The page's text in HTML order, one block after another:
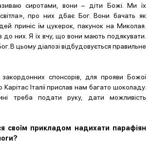
сиротами, вони – діти Божі. Ми їх
про них дбає Бог. Вони бачать як
приніс їм цукерок, пакунок на Миколая.
до них. Я їх вчу, що вони мають подякувати.
В цьому діалозі відбудовується правильне
спонсорів, для прояви Божої
Італії прислав нам багато шоколаду.
треба подати руку, дати можливість
своїм прикладом надихати парафіян